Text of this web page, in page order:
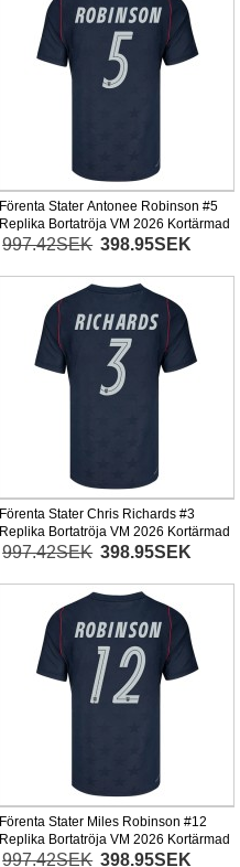
Förenta Stater Antonee Robinson #5
Replika Bortatröja VM 2026 Kortärmad
997.42SEK 398.95SEK
Förenta Stater Chris Richards #3
Replika Bortatröja VM 2026 Kortärmad
997.42SEK 398.95SEK
Förenta Stater Miles Robinson #12
Replika Bortatröja VM 2026 Kortärmad
997.42SEK 398.95SEK